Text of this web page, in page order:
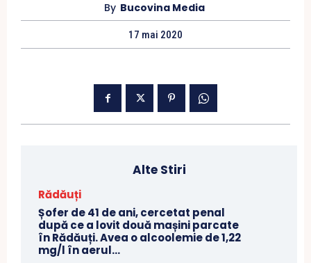
By Bucovina Media
17 mai 2020
Alte Stiri
Rădăuți
Șofer de 41 de ani, cercetat penal
după ce a lovit două mașini parcate
în Rădăuți. Avea o alcoolemie de 1,22
mg/l în aerul...